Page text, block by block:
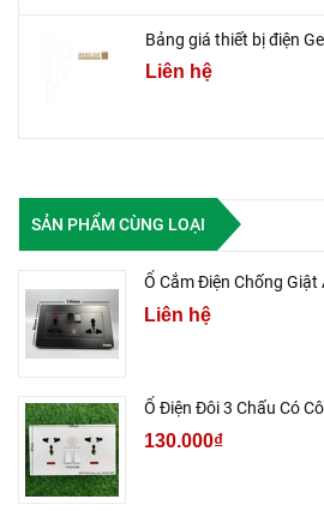
Bảng giá thiết bị điện
Liên hệ
SẢN PHẨM CÙNG LOẠI
Ổ Cắm Điện Chống
Liên hệ
Ổ Điện Đôi 3 Chấu Có
130.000₫